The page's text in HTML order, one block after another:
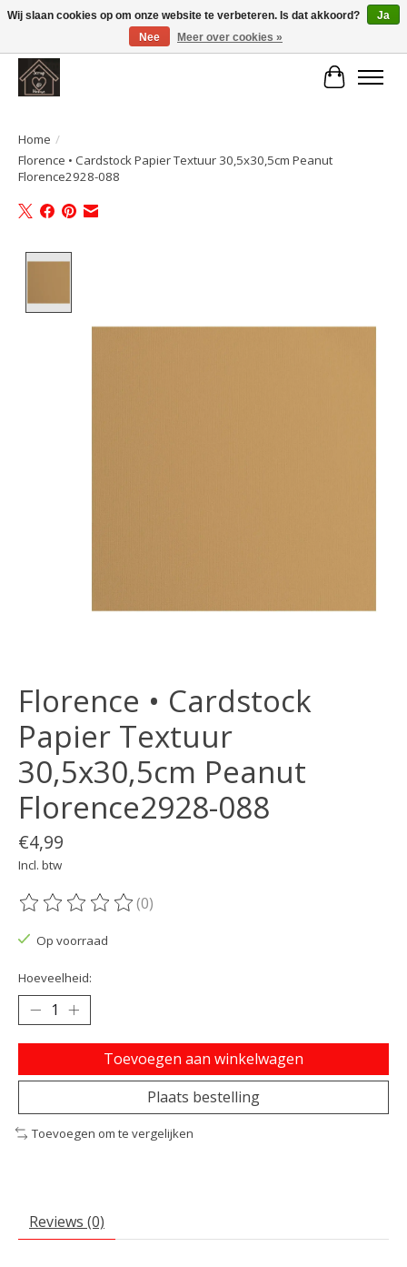
Large selection of products and fast shipping!
Home /
Florence • Cardstock Papier Textuur 30,5x30,5cm Peanut
Florence2928-088
Florence • Cardstock
Papier Textuur
30,5x30,5cm Peanut
Florence2928-088
€4,99
Incl. btw
De beoordeling van dit product is
(0)
Op voorraad
Hoeveelheid:
Toevoegen aan winkelwagen
Plaats bestelling
Toevoegen om te vergelijken
Reviews (0)
Wij slaan cookies op om onze website te verbeteren. Is dat akkoord?
Ja
Nee
Meer over cookies »